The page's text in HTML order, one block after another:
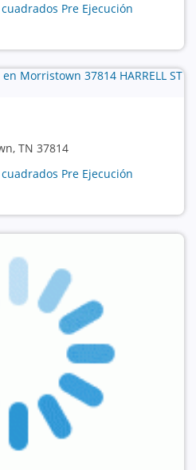
Pre Ejecución
TN 37814
Pre Ejecución